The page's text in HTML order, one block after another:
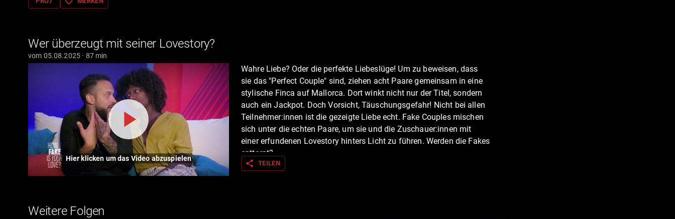
Wer überzeugt mit seiner Lovestory?
vom 05.08.2025 · 87 min
Hier klicken um das Video abzuspielen
Wahre Liebe? Oder die perfekte Liebeslüge! Um zu beweisen, dass
sie das "Perfect Couple" sind, ziehen acht Paare gemeinsam in eine
stylische Finca auf Mallorca. Dort winkt nicht nur der Titel, sondern
auch ein Jackpot. Doch Vorsicht, Täuschungsgefahr! Nicht bei allen
Teilnehmer:innen ist die gezeigte Liebe echt. Fake Couples mischen
sich unter die echten Paare, um sie und die Zuschauer:innen mit
einer erfundenen Lovestory hinters Licht zu führen. Werden die Fakes
enttarnt?
share TEILEN
Weitere Folgen